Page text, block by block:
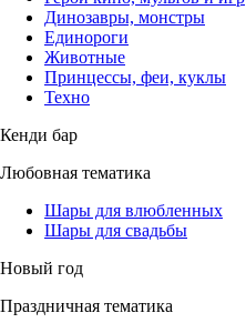
Динозавры, монстры
Единороги
Животные
Принцессы, феи, куклы
Техно
Кенди бар
Любовная тематика
Шары для влюбленных
Шары для свадьбы
Новый год
Праздничная тематика